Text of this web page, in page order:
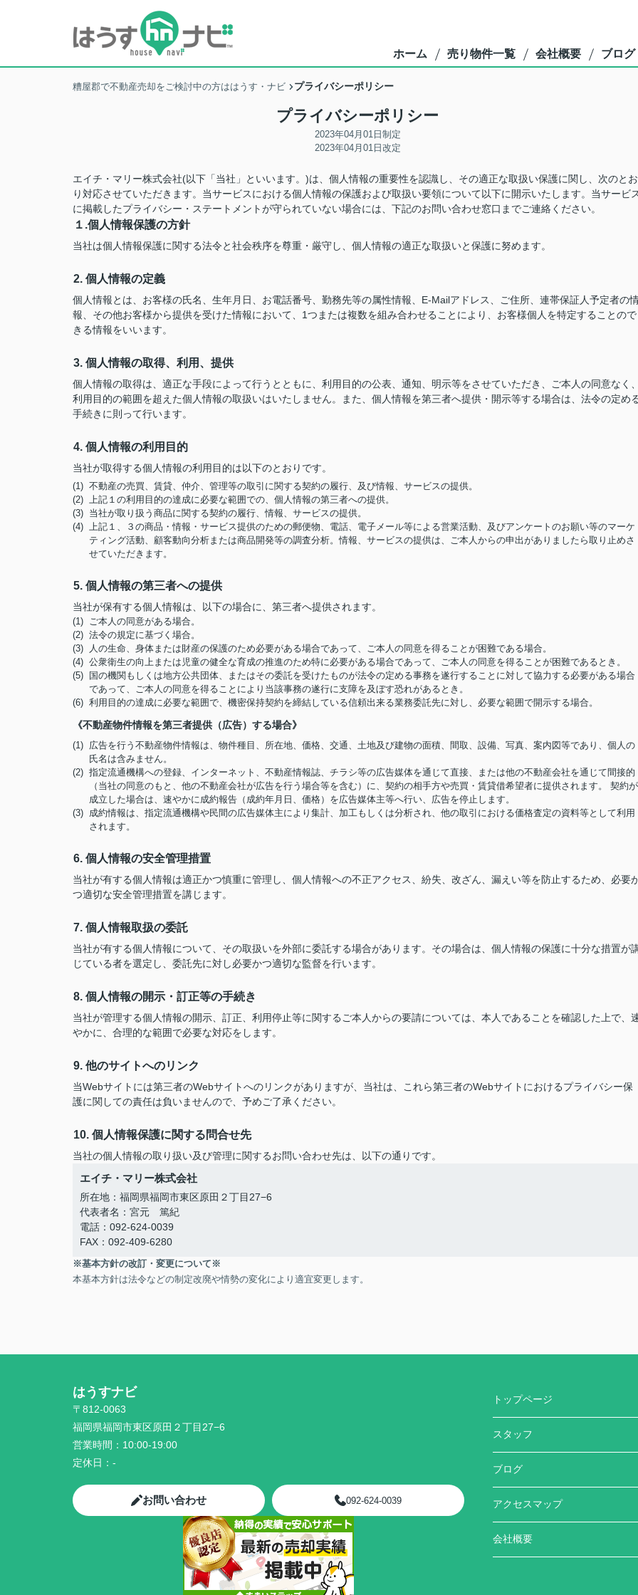
ホーム 売り物件一覧 会社概要 ブログ
糟屋郡で不動産売却をご検討中の方ははうす・ナビ プライバシーポリシー
プライバシーポリシー
2023年04月01日制定
2023年04月01日改定
エイチ・マリー株式会社(以下「当社」といいます。)は、個人情報の重要性を認識し、その適正な取扱い保護に関し、次のとお
り対応させていただきます。当サービスにおける個人情報の保護および取扱い要領について以下に開示いたします。当サービ
に掲載したプライバシー・ステートメントが守られていない場合には、下記のお問い合わせ窓口までご連絡ください。
１.個人情報保護の方針
当社は個人情報保護に関する法令と社会秩序を尊重・厳守し、個人情報の適正な取扱いと保護に努めます。
2. 個人情報の定義
個人情報とは、お客様の氏名、生年月日、お電話番号、勤務先等の属性情報、E-Mailアドレス、ご住所、連帯保証人予定者の
報、その他お客様から提供を受けた情報において、1つまたは複数を組み合わせることにより、お客様個人を特定することので
きる情報をいいます。
3. 個人情報の取得、利用、提供
個人情報の取得は、適正な手段によって行うとともに、利用目的の公表、通知、明示等をさせていただき、ご本人の同意なく
利用目的の範囲を超えた個人情報の取扱いはいたしません。また、個人情報を第三者へ提供・開示等する場合は、法令の定め
手続きに則って行います。
4. 個人情報の利用目的
当社が取得する個人情報の利用目的は以下のとおりです。
(1) 不動産の売買、賃貸、仲介、管理等の取引に関する契約の履行、及び情報、サービスの提供。
(2) 上記１の利用目的の達成に必要な範囲での、個人情報の第三者への提供。
(3) 当社が取り扱う商品に関する契約の履行、情報、サービスの提供。
(4) 上記１、３の商品・情報・サービス提供のための郵便物、電話、電子メール等による営業活動、及びアンケートのお願い等のマーケ
ティング活動、顧客動向分析または商品開発等の調査分析。情報、サービスの提供は、ご本人からの申出がありましたら取り止めさ
せていただきます。
5. 個人情報の第三者への提供
当社が保有する個人情報は、以下の場合に、第三者へ提供されます。
(1) ご本人の同意がある場合。
(2) 法令の規定に基づく場合。
(3) 人の生命、身体または財産の保護のため必要がある場合であって、ご本人の同意を得ることが困難である場合。
(4) 公衆衛生の向上または児童の健全な育成の推進のため特に必要がある場合であって、ご本人の同意を得ることが困難であるとき。
(5) 国の機関もしくは地方公共団体、またはその委託を受けたものが法令の定める事務を遂行することに対して協力する必要がある場合
であって、ご本人の同意を得ることにより当該事務の遂行に支障を及ぼす恐れがあるとき。
(6) 利用目的の達成に必要な範囲で、機密保持契約を締結している信頼出来る業務委託先に対し、必要な範囲で開示する場合。
《不動産物件情報を第三者提供（広告）する場合》
(1) 広告を行う不動産物件情報は、物件種目、所在地、価格、交通、土地及び建物の面積、間取、設備、写真、案内図等であり、個人の
氏名は含みません。
(2) 指定流通機構への登録、インターネット、不動産情報誌、チラシ等の広告媒体を通じて直接、または他の不動産会社を通じて間接的
（当社の同意のもと、他の不動産会社が広告を行う場合等を含む）に、契約の相手方や売買・賃貸借希望者に提供されます。 契約が
成立した場合は、速やかに成約報告（成約年月日、価格）を広告媒体主等へ行い、広告を停止します。
(3) 成約情報は、指定流通機構や民間の広告媒体主により集計、加工もしくは分析され、他の取引における価格査定の資料等として利用
されます。
6. 個人情報の安全管理措置
当社が有する個人情報は適正かつ慎重に管理し、個人情報への不正アクセス、紛失、改ざん、漏えい等を防止するため、必要
つ適切な安全管理措置を講じます。
7. 個人情報取扱の委託
当社が有する個人情報について、その取扱いを外部に委託する場合があります。その場合は、個人情報の保護に十分な措置が
じている者を選定し、委託先に対し必要かつ適切な監督を行います。
8. 個人情報の開示・訂正等の手続き
当社が管理する個人情報の開示、訂正、利用停止等に関するご本人からの要請については、本人であることを確認した上で、
やかに、合理的な範囲で必要な対応をします。
9. 他のサイトへのリンク
当Webサイトには第三者のWebサイトへのリンクがありますが、当社は、これら第三者のWebサイトにおけるプライバシー保
護に関しての責任は負いませんので、予めご了承ください。
10. 個人情報保護に関する問合せ先
当社の個人情報の取り扱い及び管理に関するお問い合わせ先は、以下の通りです。
エイチ・マリー株式会社
所在地：福岡県福岡市東区原田２丁目27−6
代表者名：宮元 篤紀
電話：092-624-0039
FAX：092-409-6280
※基本方針の改訂・変更について※
本基本方針は法令などの制定改廃や情勢の変化により適宜変更します。
はうすナビ
〒812-0063
福岡県福岡市東区原田２丁目27−6
営業時間： 10:00-19:00
定休日： -
お問い合わせ 092-624-0039
トップページ
スタッフ
ブログ
アクセスマップ
会社概要